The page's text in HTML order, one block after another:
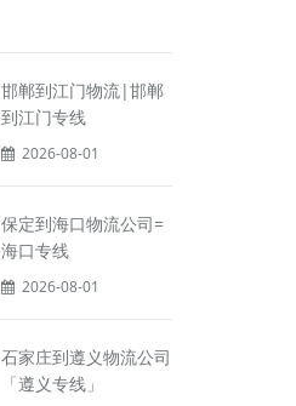
邯郸到江门物流|邯郸
到江门专线
2026-08-01
保定到海口物流公司=
海口专线
2026-08-01
石家庄到遵义物流公司
「遵义专线」